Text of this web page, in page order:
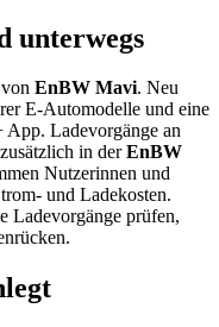
unterwegs
EnBW Mavi. Neu
E-Automodelle und eine
Ladevorgänge an
in derEnBW
Nutzerinnen und
und Ladekosten.
Ladevorgänge prüfen,